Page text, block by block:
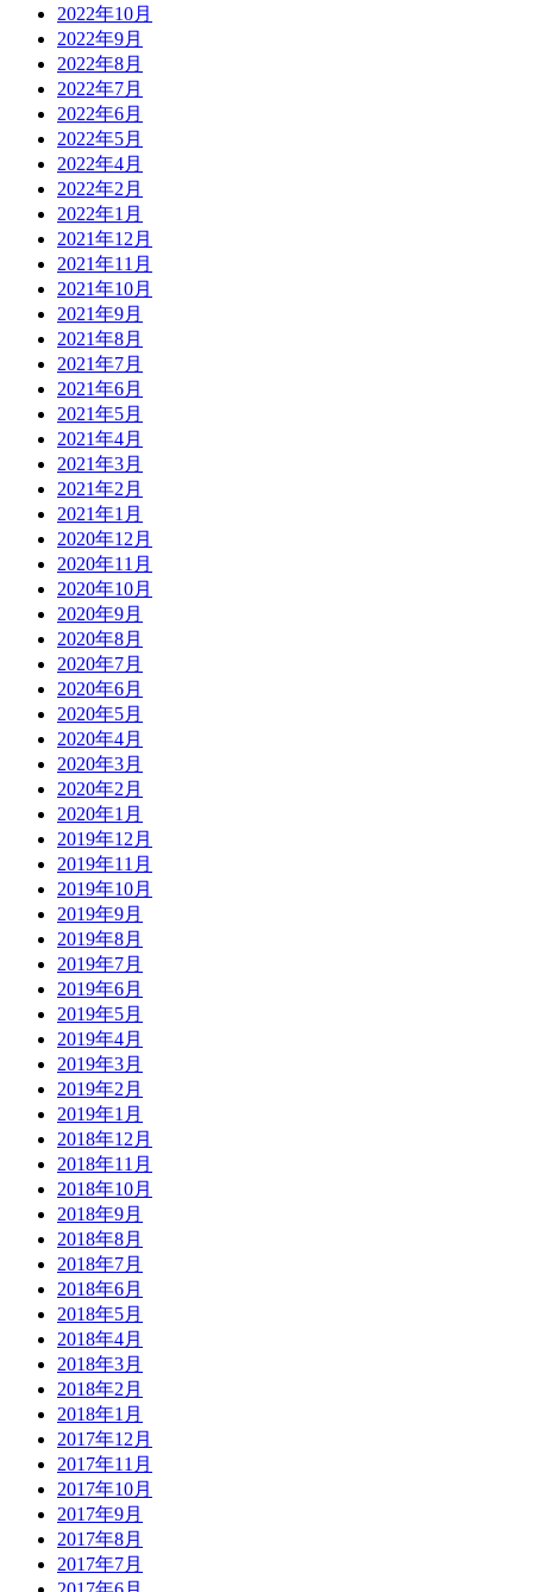
2022年10月
2022年9月
2022年8月
2022年7月
2022年6月
2022年5月
2022年4月
2022年2月
2022年1月
2021年12月
2021年11月
2021年10月
2021年9月
2021年8月
2021年7月
2021年6月
2021年5月
2021年4月
2021年3月
2021年2月
2021年1月
2020年12月
2020年11月
2020年10月
2020年9月
2020年8月
2020年7月
2020年6月
2020年5月
2020年4月
2020年3月
2020年2月
2020年1月
2019年12月
2019年11月
2019年10月
2019年9月
2019年8月
2019年7月
2019年6月
2019年5月
2019年4月
2019年3月
2019年2月
2019年1月
2018年12月
2018年11月
2018年10月
2018年9月
2018年8月
2018年7月
2018年6月
2018年5月
2018年4月
2018年3月
2018年2月
2018年1月
2017年12月
2017年11月
2017年10月
2017年9月
2017年8月
2017年7月